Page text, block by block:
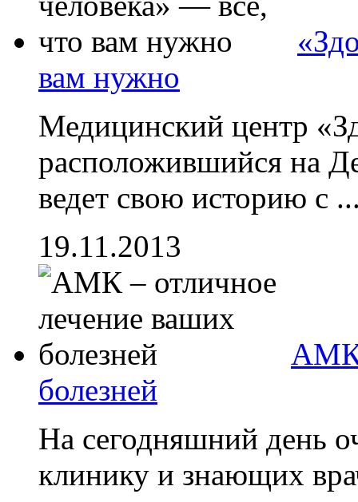
вам нужно
Медицинский центр
расположившийся на
ведет свою историю с
19.11.2013
АМК
болезней
На сегодняшний день
клинику и знающих